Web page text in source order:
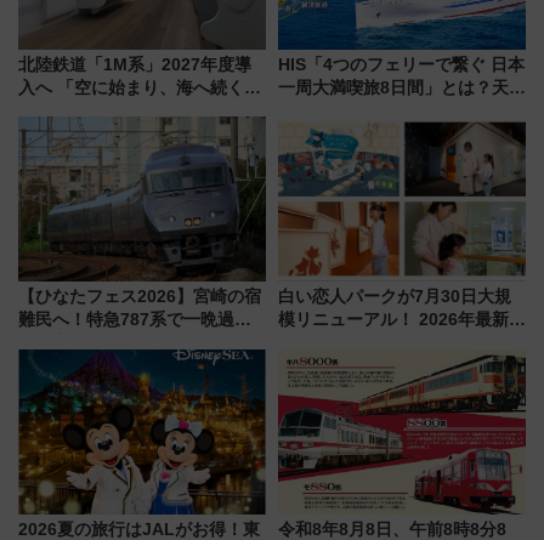
北陸鉄道「1M系」2027年度導
入へ 「空に始まり、海へ続く」
神秘的なデザイン
HIS「4つのフェリーで繋ぐ 日本
一周大満喫旅8日間」とは？天橋
の絶景＆限定グルメを網羅！煩
雑な手続きも不要でお手軽に楽
しめるプランが登場
【ひなたフェス2026】宮崎の宿
難民へ！特急787系で一晩過ご
ローおひさま」が救世主に？
白い恋人パークが7月30日大規
模リニューアル！ 2026年最新の
と料金・アクセスを徹底解説
（札幌市）
2026夏の旅行はJALがお得！東
令和8年8月8日、午前8時8分8